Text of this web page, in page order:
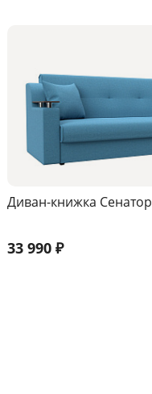
Диван-книжка Сенатор
33 990₽